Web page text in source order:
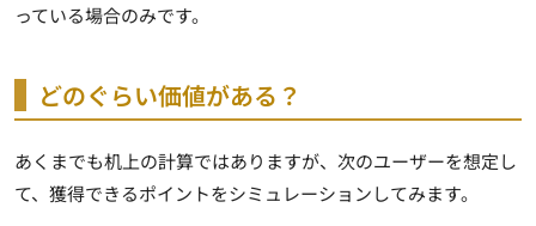
っている場合のみです。
どのぐらい価値がある？
あくまでも机上の計算ではありますが、次のユーザーを想定し
て、獲得できるポイントをシミュレーションしてみます。